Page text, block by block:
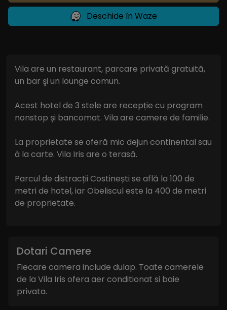
Deschide în Waze
Vila are un restaurant, parcare privată gratuită,
un bar şi un lounge comun.
Acest hotel de 3 stele are recepție cu program
nonstop și bancomat. Vila are camere de familie.
La proprietate se oferă mic dejun continental sau
à la carte. Vila Iris are o terasă.
Parcul de distracții Costinești se află la 100 de
metri de hotel, iar Obeliscul este la 400 de metri
de proprietate.
Dotari Camere
Fiecare camera include dulap. Toate camerele
de la Vila Iris ofera aer conditionat si baie
privata.